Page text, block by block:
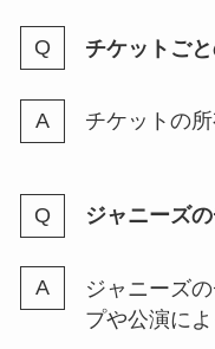
チケットご
チケットの
ジャニーズ
ジャニーズ
プや公演によ